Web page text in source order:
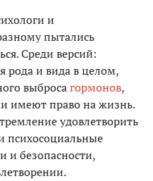
и
пытались
Среди версий:
рода и вида в целом,
выбросагормонов,
имеют право на жизнь.
удовлетворить
психосоциальные
и безопасности,